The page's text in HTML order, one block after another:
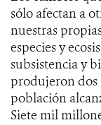
sólo afectan a
nuestras
especies y
subsistencia y
produjeron dos
población
Siete mil